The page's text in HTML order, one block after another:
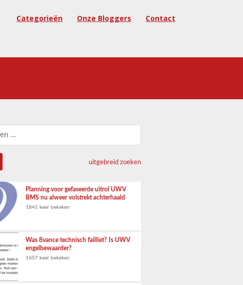
Categorieën Onze Bloggers Contact
uitgebreid zoeken
Planning voor gefaseerde uitrol UWV
BMS nu alweer volstrekt achterhaald
1841 keer bekeken
Was 8vance technisch failliet? Is UWV
engelbewaarder?
1607 keer bekeken